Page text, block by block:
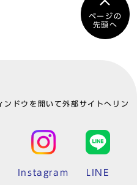
ページの
先頭へ
ドウを開いて外部サイトへリン
Instagram LINE